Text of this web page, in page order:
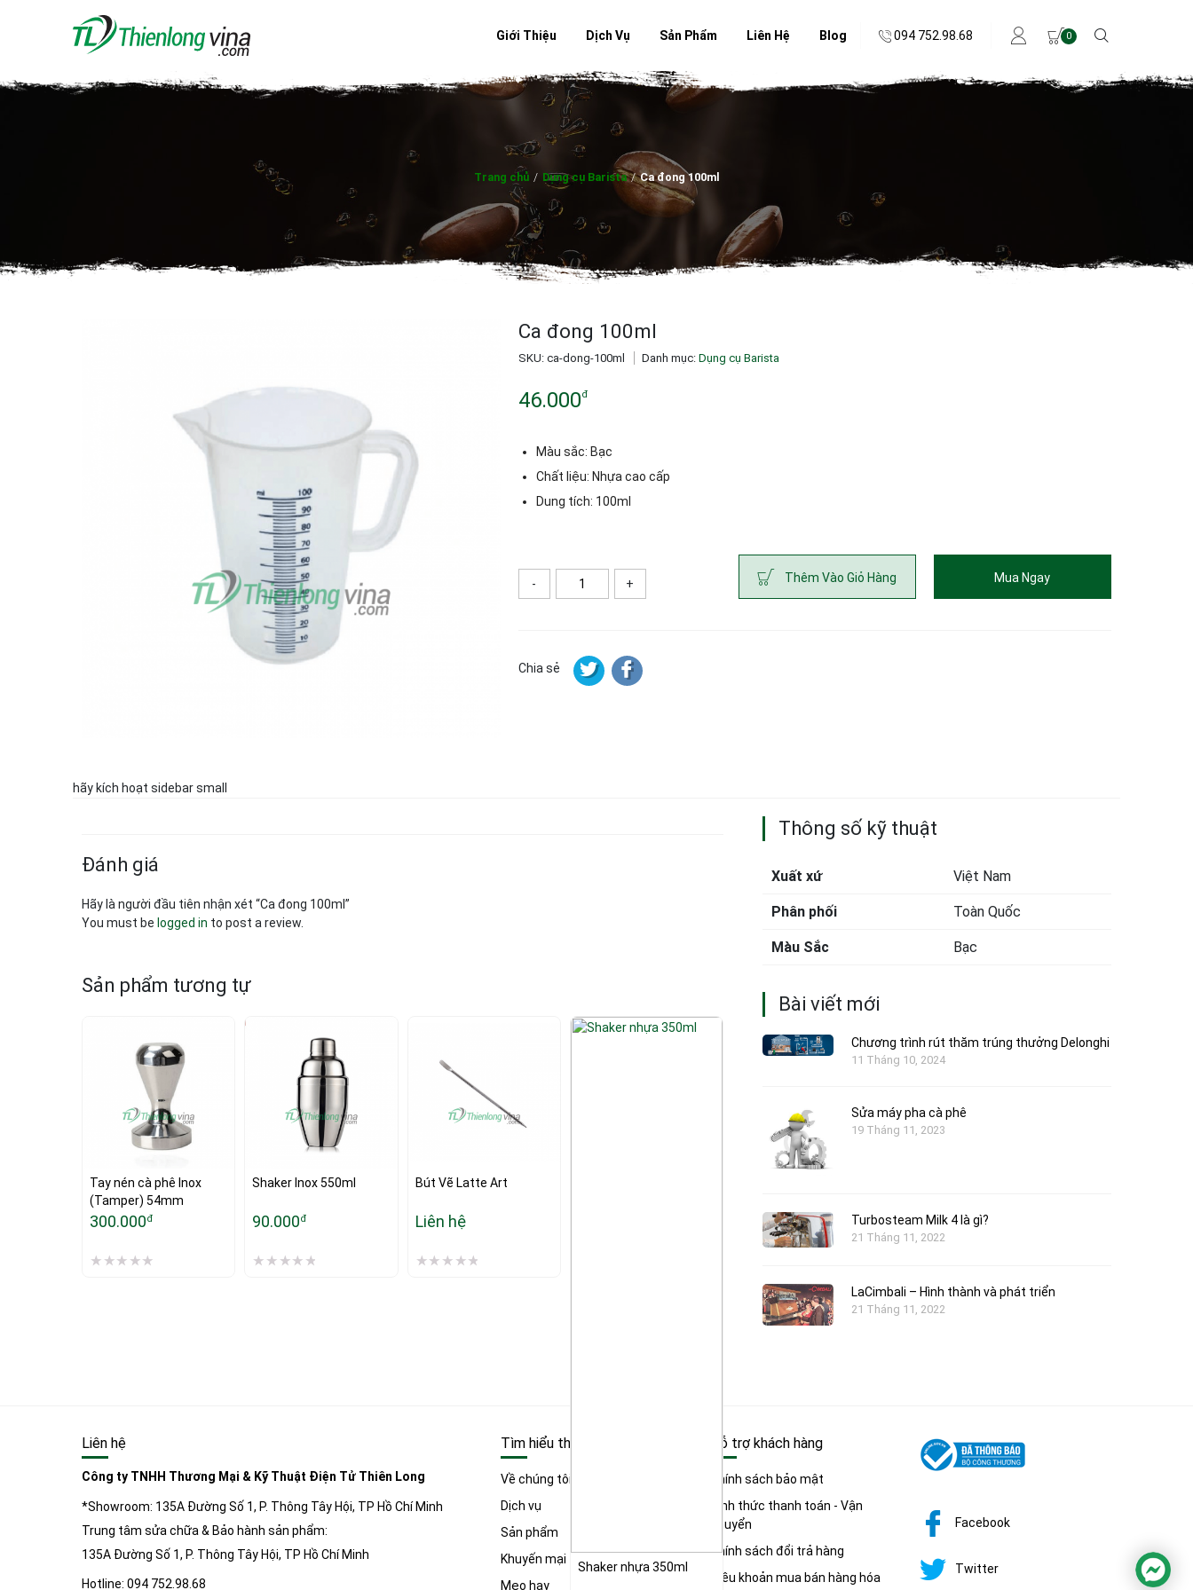
Giới Thiệu Dịch Vụ Sản Phẩm Liên Hệ Blog 094 752.98.68 0
Trang chủ / Dụng cụ Barista / Ca đong 100ml
Ca đong 100ml
SKU: ca-dong-100ml Danh mục: Dụng cụ Barista
46.000đ
Màu sắc: Bạc
Chất liệu: Nhựa cao cấp
Dung tích: 100ml
- + Thêm Vào Giỏ Hàng Mua Ngay
Chia sẻ
hãy kích hoạt sidebar small
Đánh giá
Hãy là người đầu tiên nhận xét “Ca đong 100ml”
You must be logged in to post a review.
Sản phẩm tương tự
Tay nén cà phê Inox
(Tamper) 54mm
300.000đ
Shaker Inox 550ml
90.000đ
Bút Vẽ Latte Art
Liên hệ
Shaker nhựa 350ml
(Tamper) 58mm
150.000 đ
200.000
Kệ úp ly nhựa đen
Thông số kỹ thuật
Xuất xứ Việt Nam
Phân phối Toàn Quốc
Màu Sắc Bạc
Bài viết mới
Chương trình rút thăm trúng thưởng Delonghi
11 Tháng 10, 2024
Sửa máy pha cà phê
19 Tháng 11, 2023
Turbosteam Milk 4 là gì?
21 Tháng 11, 2022
LaCimbali – Hình thành và phát triển
21 Tháng 11, 2022
Liên hệ
Công ty TNHH Thương Mại & Kỹ Thuật Điện Tử Thiên Long
*Showroom: 135A Đường Số 1, P. Thông Tây Hội, TP Hồ Chí Minh
Trung tâm sửa chữa & Bảo hành sản phẩm:
135A Đường Số 1, P. Thông Tây Hội, TP Hồ Chí Minh
Hotline: 094 752.98.68
Tìm hiểu thêm
Về chúng tôi
Dịch vụ
Sản phẩm
Khuyến mại
Mẹo hay
Hỗ trợ khách hàng
Chính sách bảo mật
Hình thức thanh toán - Vận
chuyển
Chính sách đổi trả hàng
Điều khoản mua bán hàng hóa
Facebook
Twitter